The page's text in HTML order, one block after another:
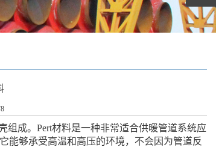
组成。Pert材料是一种非常适合供暖管道系统应
能够承受高温和高压的环境，不会因为管道反